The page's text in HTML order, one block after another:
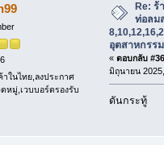
ในไทย,ลงประกาศ
หมู่,เวบบอร์ดรองรับ
Re: ร้
ท่อลม
อุตสาหกรร
« ตอบกลับ
มิถุนายน
ดันกระทู้